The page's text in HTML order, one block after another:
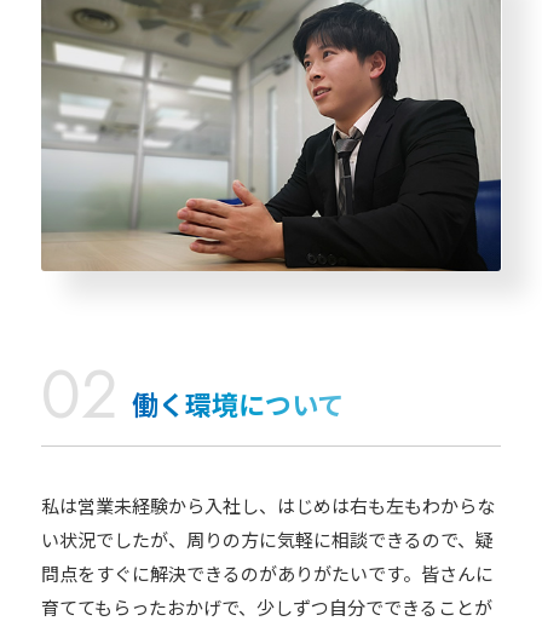
働く環境について
私は営業未経験から入社し、はじめは右も左もわからな
い状況でしたが、周りの方に気軽に相談できるので、疑
問点をすぐに解決できるのがありがたいです。皆さんに
育ててもらったおかげで、少しずつ自分でできることが